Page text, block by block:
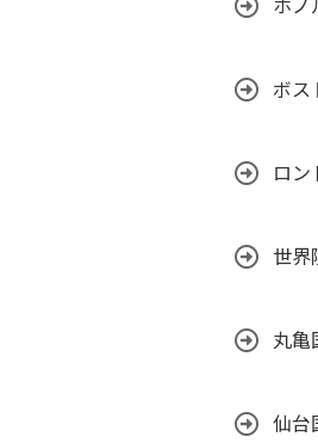
ホノ
ボス
ロン
世界
丸亀
仙台